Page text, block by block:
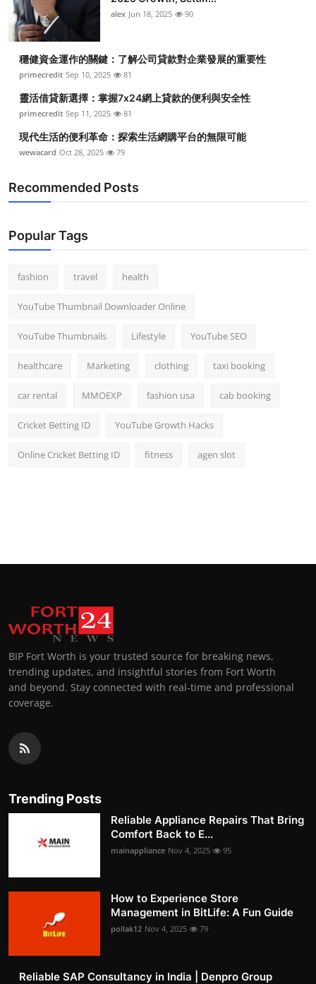
alex Jun 18, 2025 90
穩健資金運作的關鍵：了解公司貸款對企業發展的重要性
primecredit Sep 10, 2025 81
靈活借貸新選擇：掌握7x24網上貸款的便利與安全性
primecredit Sep 11, 2025 81
現代生活的便利革命：探索生活網購平台的無限可能
wewacard Oct 28, 2025 79
Recommended Posts
Popular Tags
fashion travel health
YouTube Thumbnail Downloader Online
YouTube Thumbnails Lifestyle YouTube SEO
healthcare Marketing clothing taxi booking
car rental MMOEXP fashion usa cab booking
Cricket Betting ID YouTube Growth Hacks
Online Cricket Betting ID fitness agen slot
BIP Fort Worth is your trusted source for breaking news,
trending updates, and insightful stories from Fort Worth
and beyond. Stay connected with real-time and professional
coverage.
Trending Posts
Reliable Appliance Repairs That Bring
Comfort Back to E...
mainappliance Nov 4, 2025 95
How to Experience Store
Management in BitLife: A Fun Guide
pollak12 Nov 4, 2025 79
Reliable SAP Consultancy in India | Denpro Group